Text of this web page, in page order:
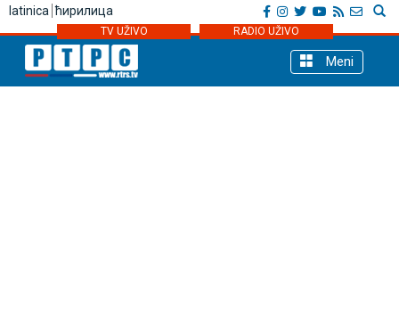
latinica ћирилица
TV UŽIVO RADIO UŽIVO
Meni